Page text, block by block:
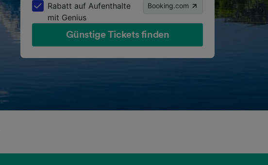
Rabatt auf Aufenthalte
mit Genius
Booking.com
Günstige Tickets finden